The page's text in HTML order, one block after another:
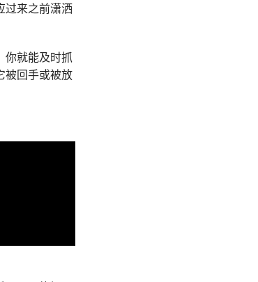
过来之前潇洒
你就能及时抓
被回手或被放